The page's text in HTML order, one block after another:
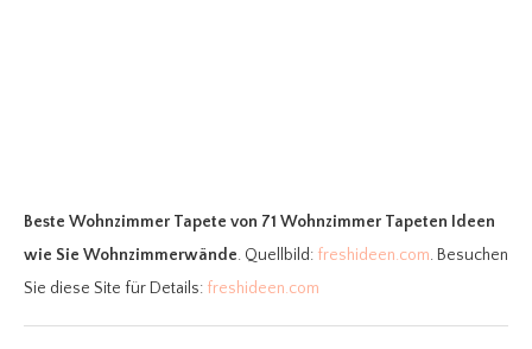
Beste Wohnzimmer Tapete von 71 Wohnzimmer Tapeten Ideen
wie Sie Wohnzimmerwände. Quellbild: freshideen.com. Besuchen
Sie diese Site für Details: freshideen.com